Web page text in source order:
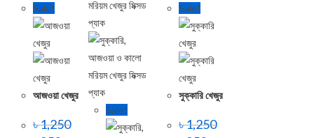
Sale!
আজওয়া খেজুর
৳1,250
Sale!
Sale!
সুক্কারি খেজুর
৳1,250